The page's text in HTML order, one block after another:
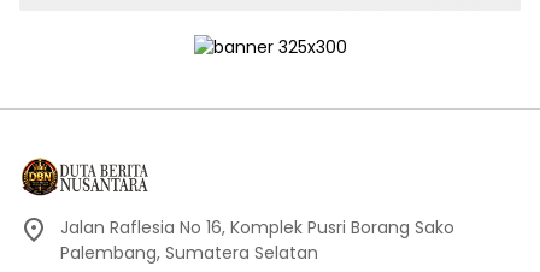
Jalan Raflesia No 16, Komplek Pusri Borang Sako
Palembang, Sumatera Selatan